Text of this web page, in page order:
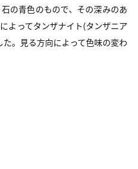
の青色のもので、その深みのあ
よってタンザナイト(タンザニア
。見る方向によって色味の変わ